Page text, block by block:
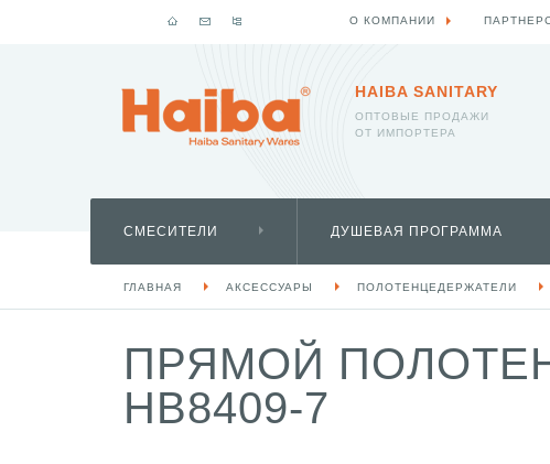
HAIBA SANITARY
ОПТОВЫЕ ПРОДАЖИ
ОТ ИМПОРТЕРА
СМЕСИТЕЛИ ДУШЕВАЯ ПРОГРАММА
ГЛАВНАЯ АКСЕССУАРЫ ПОЛОТЕНЦЕДЕРЖАТЕЛИ
ПРЯМОЙ
HB8409-7
О КОМПАНИИ